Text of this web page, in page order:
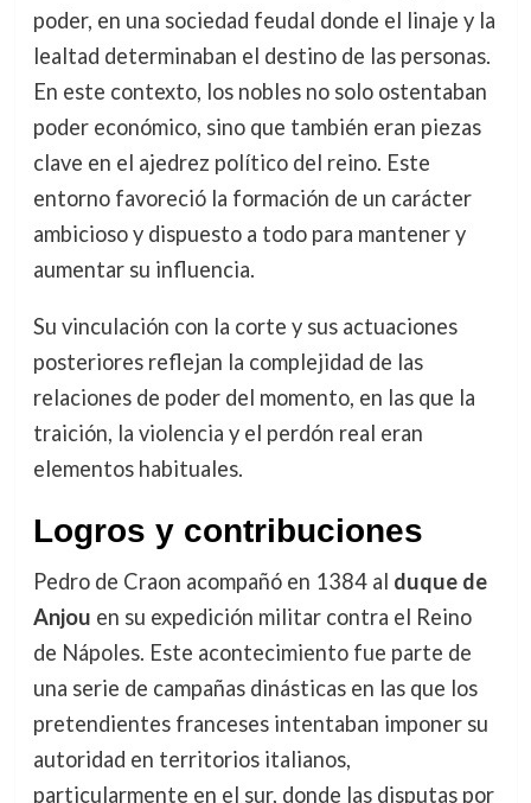
poder, en una sociedad feudal donde el linaje y la
lealtad determinaban el destino de las personas.
En este contexto, los nobles no solo ostentaban
poder económico, sino que también eran piezas
clave en el ajedrez político del reino. Este
entorno favoreció la formación de un carácter
ambicioso y dispuesto a todo para mantener y
aumentar su influencia.
Su vinculación con la corte y sus actuaciones
posteriores reflejan la complejidad de las
relaciones de poder del momento, en las que la
traición, la violencia y el perdón real eran
elementos habituales.
Logros y contribuciones
Pedro de Craon acompañó en 1384 al duque de
Anjou en su expedición militar contra el Reino
de Nápoles. Este acontecimiento fue parte de
una serie de campañas dinásticas en las que los
pretendientes franceses intentaban imponer su
autoridad en territorios italianos,
particularmente en el sur, donde las disputas por